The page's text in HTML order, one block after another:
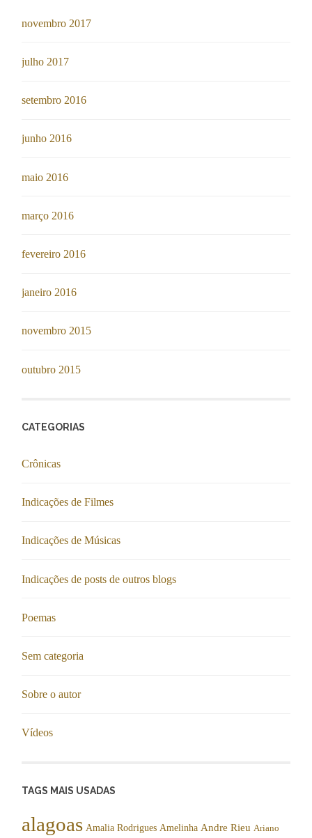
novembro 2017
julho 2017
setembro 2016
junho 2016
maio 2016
março 2016
fevereiro 2016
janeiro 2016
novembro 2015
outubro 2015
CATEGORIAS
Crônicas
Indicações de Filmes
Indicações de Músicas
Indicações de posts de outros blogs
Poemas
Sem categoria
Sobre o autor
Vídeos
TAGS MAIS USADAS
alagoas Amalia Rodrigues Amelinha Andre Rieu Ariano